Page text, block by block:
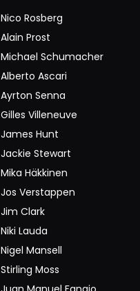
Nico Rosberg
Alain Prost
Michael Schumacher
Alberto Ascari
Ayrton Senna
Gilles Villeneuve
James Hunt
Jackie Stewart
Mika Häkkinen
Jos Verstappen
Jim Clark
Niki Lauda
Nigel Mansell
Stirling Moss